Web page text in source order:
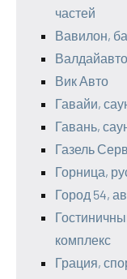
частей
Вавилон,
Вик Авто
Гавайи,
Гавань,
Газель
Горница,
Город 54,
комплекс
Грация,